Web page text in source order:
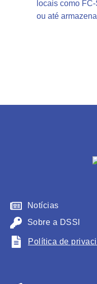
locais como
ou até
Notícias
Sobre a DSSI
Política de